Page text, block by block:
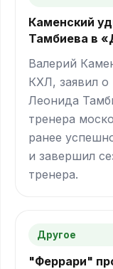
Каменский
Тамбиева в
Валерий
КХЛ, заявил
Леонида
тренера
ранее
и завершил
тренера.
Другое
"Феррари"